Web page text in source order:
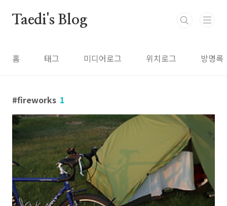
Taedi's Blog
홈 태그 미디어로그 위치로그 방명록
fireworks 1